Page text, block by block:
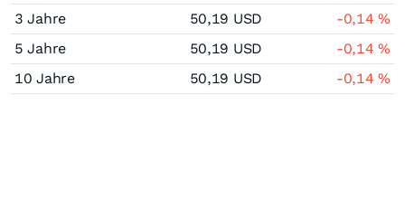
3 Jahre
50,19 USD -0,14%
5 Jahre
50,19 USD -0,14%
10 Jahre
50,19 USD -0,14%